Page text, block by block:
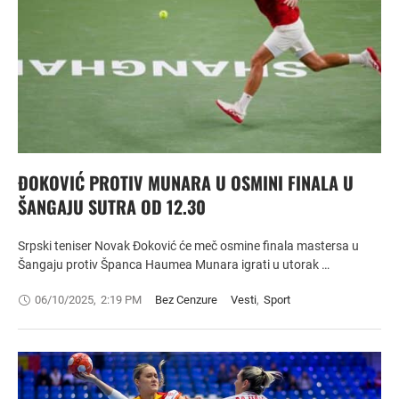
ĐOKOVIĆ PROTIV MUNARA U OSMINI FINALA U
ŠANGAJU SUTRA OD 12.30
Srpski teniser Novak Đoković će meč osmine finala mastersa u
Šangaju protiv Španca Haumea Munara igrati u utorak …
06/10/2025, 2:19 PM Bez Cenzure Vesti, Sport